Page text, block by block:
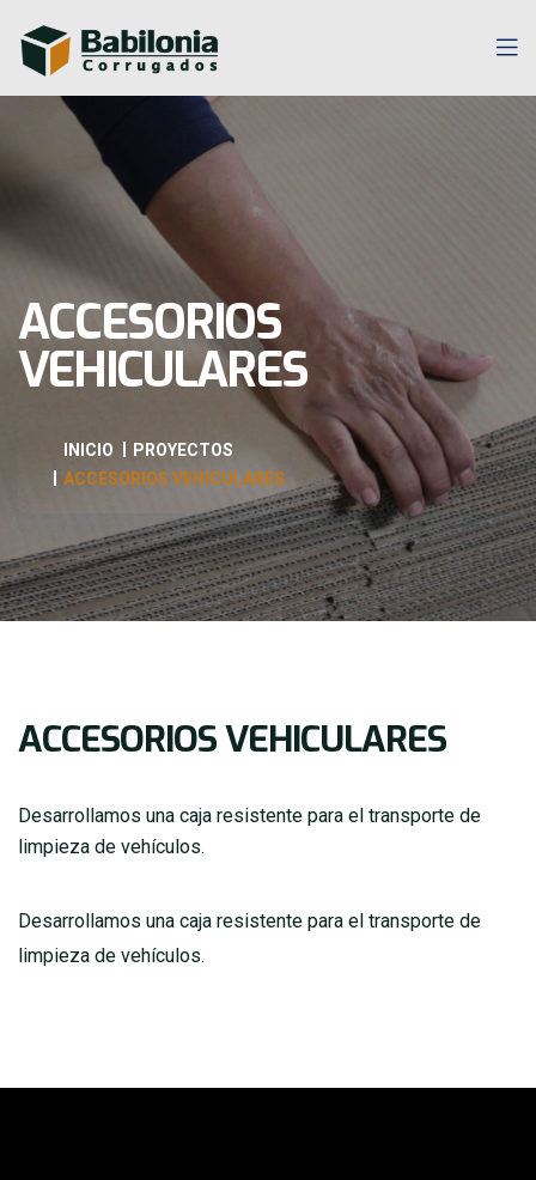
ACCESORIOS
VEHICULARES
INICIO
PROYECTOS
ACCESORIOS VEHICULARES
ACCESORIOS VEHICULARES
Desarrollamos una caja resistente para el transporte de
limpieza de vehículos.
Desarrollamos una caja resistente para el transporte de
limpieza de vehículos.